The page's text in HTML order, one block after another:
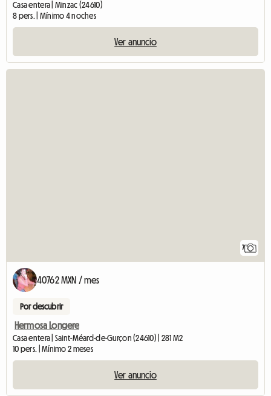
Casa entera | Minzac (24610)
8 pers. | Mínimo 4 noches
Ver anuncio
7
40762 MXN / mes
Por descubrir
Hermosa Longere
Casa entera | Saint-Méard-de-Gurçon (24610) | 281 M2
10 pers. | Mínimo 2 meses
Ver anuncio